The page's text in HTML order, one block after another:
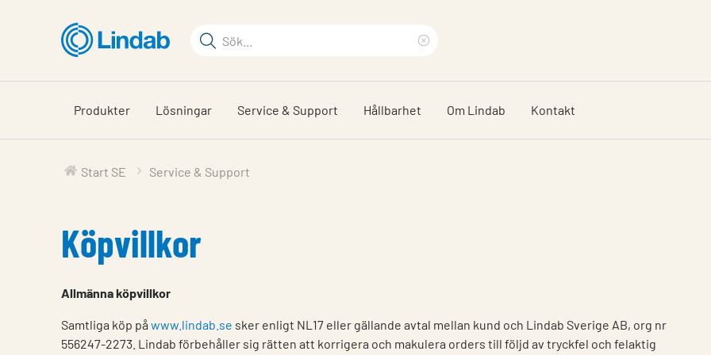
huvudinnehållet
Sökord
på
sajten
sökfras
Produkter Lösningar Service & Support Hållbarhet Om Lindab Kontakt
Start SE Service & Support
Köpvillkor
Allmänna köpvillkor
Samtliga köp på www.lindab.se sker enligt NL17 eller gällande avtal mellan kund och Lindab Sverige AB, org nr
556247-2273. Lindab förbehåller sig rätten att korrigera och makulera orders till följd av tryckfel och felaktig